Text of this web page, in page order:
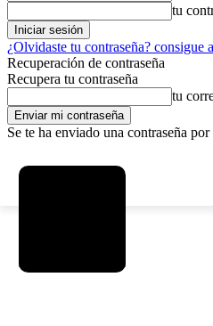
tu
¿Olvidaste tu contraseña? consigue
Recuperación de contraseña
Recupera tu contraseña
tu
Se te ha enviado una contraseña